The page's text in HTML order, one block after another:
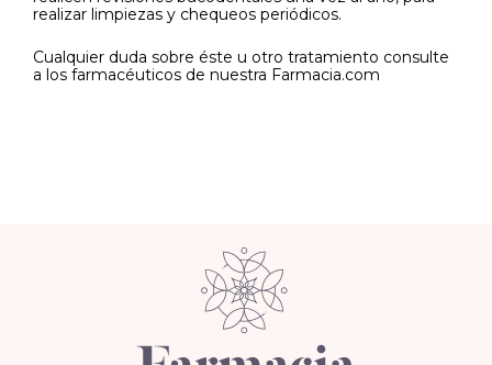
realizar limpiezas y chequeos periódicos.
Cualquier duda sobre éste u otro tratamiento consulte
a los farmacéuticos de nuestra Farmacia.com